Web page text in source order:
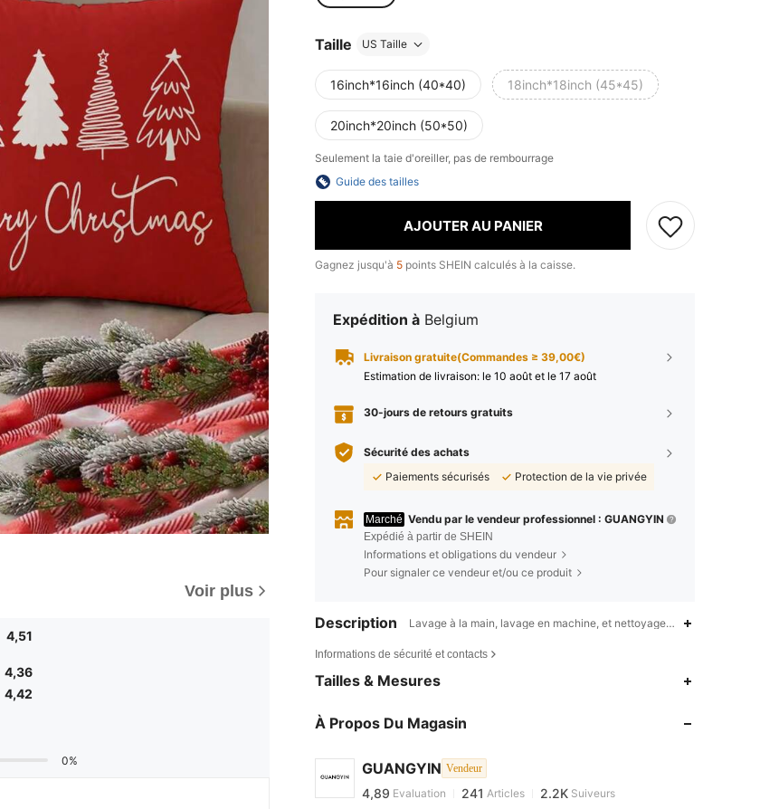
Voir plus
4,51
4,36
4,42
0%
Taille US Taille
16inch*16inch (40*40) 18inch*18inch (45*45)
20inch*20inch (50*50)
Seulement la taie d'oreiller, pas de rembourrage
Guide des tailles
AJOUTER AU PANIER
Gagnez jusqu'à 5 points SHEIN calculés à la caisse.
Expédition à Belgium
Livraison gratuite(Commandes ≥ 39,00€)
Estimation de livraison: le 10 août et le 17 août
30-jours de retours gratuits
Sécurité des achats
Paiements sécurisés
Protection de la vie privée
Marché Vendu par le vendeur professionnel : GUANGYIN
Expédié à partir de SHEIN
Informations et obligations du vendeur
Pour signaler ce vendeur et/ou ce produit
Description Lavage à la main, lavage en machine, et nettoyage à sec peuvent
Informations de sécurité et contacts
Tailles & Mesures
À Propos Du Magasin
GUANGYIN Vendeur
4,89 241
4,89
241
4,89 Evaluation 241 Articles 2.2K Suiveurs
d***5est en train de naviguer